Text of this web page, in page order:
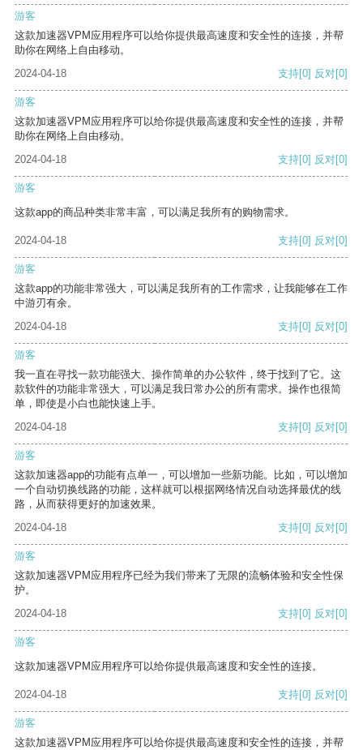
游客
这款加速器VPM应用程序可以给你提供最高速度和安全性的连接，并帮
助你在网络上自由移动。
2024-04-18
支持[0] 反对[0]
游客
这款加速器VPM应用程序可以给你提供最高速度和安全性的连接，并帮
助你在网络上自由移动。
2024-04-18
支持[0] 反对[0]
游客
这款app的商品种类非常丰富，可以满足我所有的购物需求。
2024-04-18 支持[0] 反对[0]
游客
这款app的功能非常强大，可以满足我所有的工作需求，让我能够在工作
中游刃有余。
2024-04-18
支持[0] 反对[0]
游客
我一直在寻找一款功能强大、操作简单的办公软件，终于找到了它。这
款软件的功能非常强大，可以满足我日常办公的所有需求。操作也很简
单，即使是小白也能快速上手。
2024-04-18
支持[0] 反对[0]
游客
这款加速器app的功能有点单一，可以增加一些新功能。比如，可以增加
一个自动切换线路的功能，这样就可以根据网络情况自动选择最优的线
路，从而获得更好的加速效果。
2024-04-18
支持[0] 反对[0]
游客
这款加速器VPM应用程序已经为我们带来了无限的流畅体验和安全性保
护。
2024-04-18
支持[0] 反对[0]
游客
这款加速器VPM应用程序可以给你提供最高速度和安全性的连接。
2024-04-18 支持[0] 反对[0]
游客
这款加速器VPM应用程序可以给你提供最高速度和安全性的连接，并帮